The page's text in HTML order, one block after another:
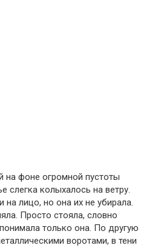
на фоне огромной пустоты
слегка колыхалось на ветру.
лицо, но она их не убирала.
Просто стояла, словно
только она. По другую
воротами, в тени